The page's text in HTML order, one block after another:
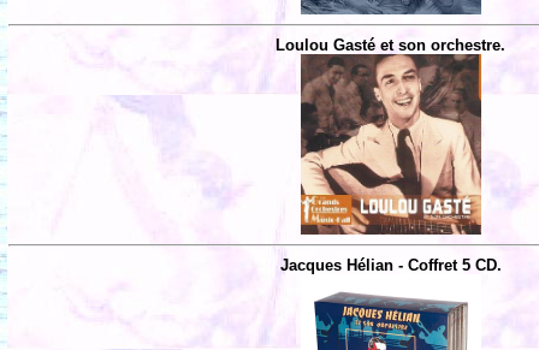
Loulou Gasté et son orchestre.
Jacques Hélian - Coffret 5 CD.